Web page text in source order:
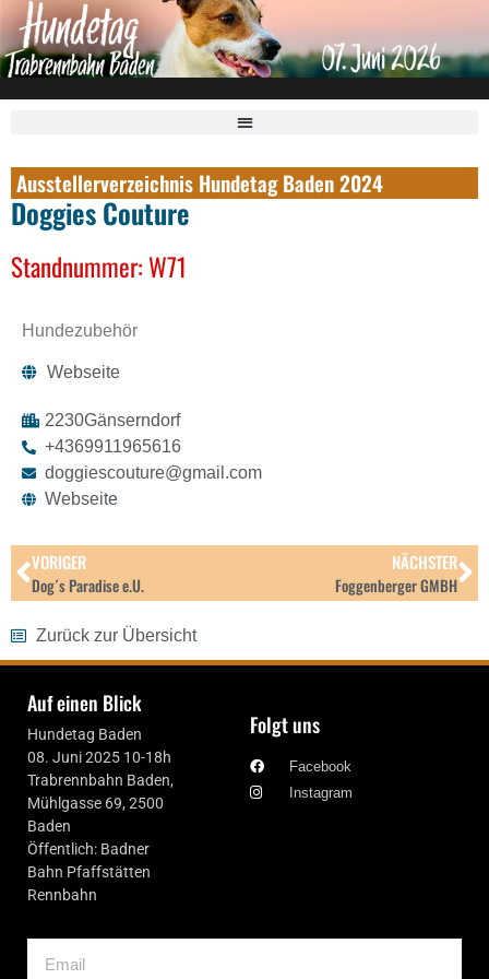
Ausstellerverzeichnis Hundetag Baden 2024
Doggies Couture
Standnummer: W71
Hundezubehör
Webseite
2230Gänserndorf
+4369911965616
doggiescouture@gmail.com
Webseite
VORIGER
Dog´s Paradise e.U.
NÄCHSTER
Foggenberger GMBH
Zurück zur Übersicht
Auf einen Blick
Hundetag Baden
08. Juni 2025 10-18h
Trabrennbahn Baden,
Mühlgasse 69, 2500
Baden
Öffentlich: Badner
Bahn Pfaffstätten
Rennbahn
Folgt uns
Facebook
Instagram